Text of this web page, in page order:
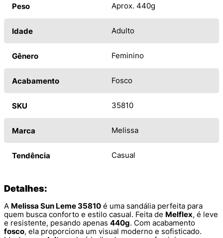
Peso Aprox. 440g
Idade Adulto
Gênero Feminino
Acabamento Fosco
SKU 35810
Marca Melissa
Tendência Casual
Detalhes:
A Melissa Sun Leme 35810 é uma sandália perfeita para
quem busca conforto e estilo casual. Feita de Melflex, é leve
e resistente, pesando apenas 440g. Com acabamento
fosco, ela proporciona um visual moderno e sofisticado.